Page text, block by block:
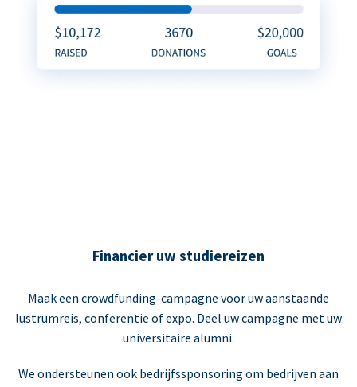
Financier uw studiereizen
Maak een crowdfunding-campagne voor uw aanstaande
lustrumreis, conferentie of expo. Deel uw campagne met uw
universitaire alumni.
We ondersteunen ook bedrijfssponsoring om bedrijven aan